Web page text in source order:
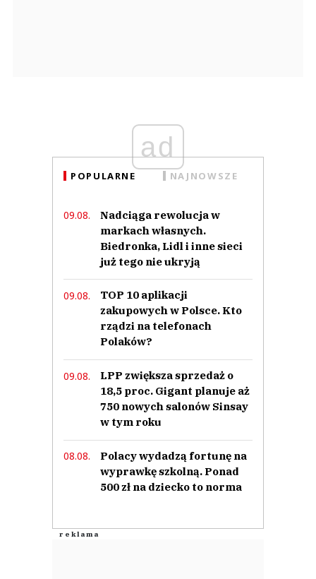
ad
POPULARNE NAJNOWSZE
09.08.
Nadciąga rewolucja w
markach własnych.
Biedronka, Lidl i inne sieci
już tego nie ukryją
09.08.
TOP 10 aplikacji
zakupowych w Polsce. Kto
rządzi na telefonach
Polaków?
09.08.
LPP zwiększa sprzedaż o
18,5 proc. Gigant planuje aż
750 nowych salonów Sinsay
w tym roku
08.08.
Polacy wydadzą fortunę na
wyprawkę szkolną. Ponad
500 zł na dziecko to norma